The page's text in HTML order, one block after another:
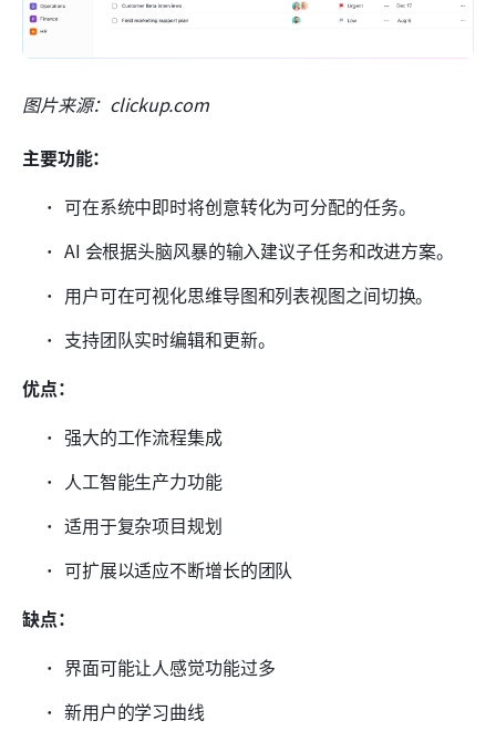
图片来源：clickup.com
主要功能：
可在系统中即时将创意转化为可分配的任务。
AI 会根据头脑风暴的输入建议子任务和改进方案。
用户可在可视化思维导图和列表视图之间切换。
支持团队实时编辑和更新。
优点：
强大的工作流程集成
人工智能生产力功能
适用于复杂项目规划
可扩展以适应不断增长的团队
缺点：
界面可能让人感觉功能过多
新用户的学习曲线